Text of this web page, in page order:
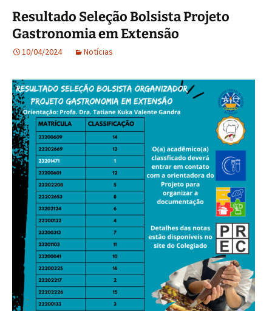
Resultado Seleção Bolsista Projeto
Gastronomia em Extensão
10/04/2024 Notícias